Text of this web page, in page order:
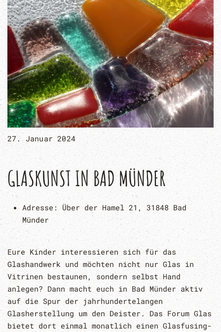
27. Januar 2024
GLASKUNST IN BAD MÜNDER
Adresse: Über der Hamel 21, 31848 Bad
Münder
Eure Kinder interessieren sich für das
Glashandwerk und möchten nicht nur Glas in
Vitrinen bestaunen, sondern selbst Hand
anlegen? Dann macht euch in Bad Münder aktiv
auf die Spur der jahrhundertelangen
Glasherstellung um den Deister. Das Forum Glas
bietet dort einmal monatlich einen Glasfusing-